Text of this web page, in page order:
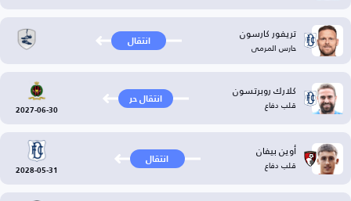
تريفور كارسون
حارس المرمى انتقال
كلارك روبرتسون
قلب دفاع انتقال حر
2027-06-30
أوين بيفان
قلب دفاع انتقال
2028-05-31